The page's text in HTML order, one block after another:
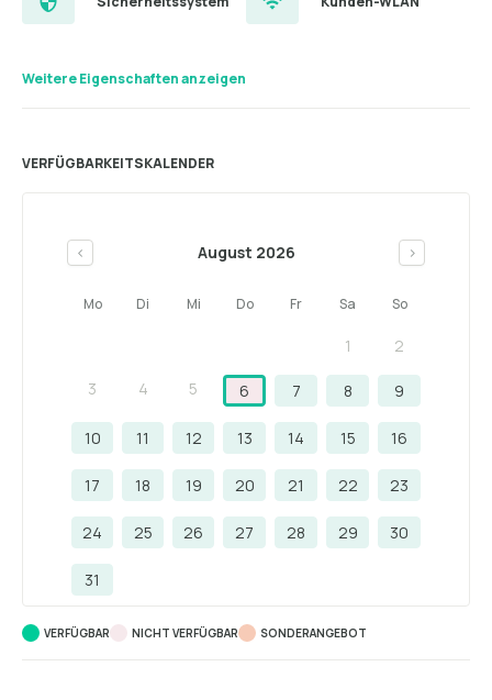
Weitere Eigenschaften anzeigen
VERFÜGBARKEITSKALENDER
< August 2026 >
Mo Di Mi Do Fr Sa So
1 2
3 4 5 6 7 8 9
10 11 12 13 14 15 16
17 18 19 20 21 22 23
24 25 26 27 28 29 30
31
VERFÜGBAR NICHT VERFÜGBAR SONDERANGEBOT